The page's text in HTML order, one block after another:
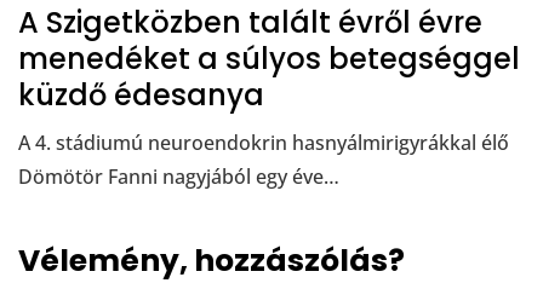
A Szigetközben talált évről évre
menedéket a súlyos betegséggel
küzdő édesanya
A 4. stádiumú neuroendokrin hasnyálmirigyrákkal élő
Dömötör Fanni nagyjából egy éve…
Vélemény, hozzászólás?